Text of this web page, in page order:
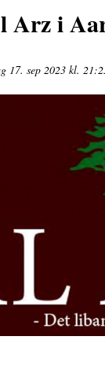
Arz i
17. sep 2023 kl.